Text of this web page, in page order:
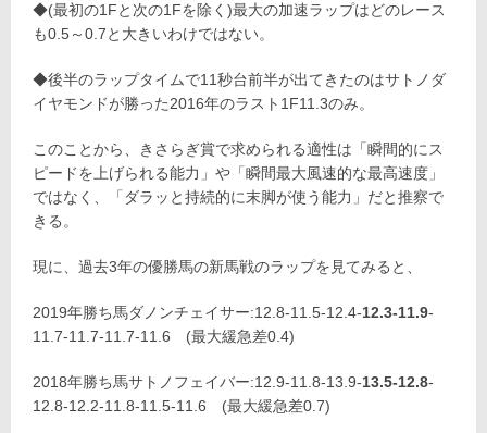
◆(最初の1Fと次の1Fを除く)最大の加速ラップはどのレース
も0.5～0.7と大きいわけではない。
◆後半のラップタイムで11秒台前半が出てきたのはサトノダ
イヤモンドが勝った2016年のラスト1F11.3のみ。
このことから、きさらぎ賞で求められる適性は「瞬間的にス
ピードを上げられる能力」や「瞬間最大風速的な最高速度」
ではなく、「ダラッと持続的に末脚が使う能力」だと推察で
きる。
現に、過去3年の優勝馬の新馬戦のラップを見てみると、
2019年勝ち馬ダノンチェイサー:12.8-11.5-12.4-12.3-11.9-
11.7-11.7-11.7-11.6 (最大緩急差0.4)
2018年勝ち馬サトノフェイバー:12.9-11.8-13.9-13.5-12.8-
12.8-12.2-11.8-11.5-11.6 (最大緩急差0.7)